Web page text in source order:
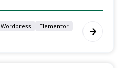
Wordpress
Elementor